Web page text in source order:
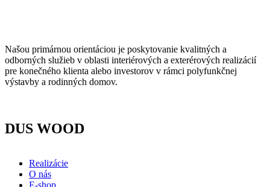
Našou primárnou orientáciou je poskytovanie kvalitných a
odborných služieb v oblasti interiérových a exterérových realizácií
pre konečného klienta alebo investorov v rámci polyfunkčnej
výstavby a rodinných domov.
DUS WOOD
Realizácie
O nás